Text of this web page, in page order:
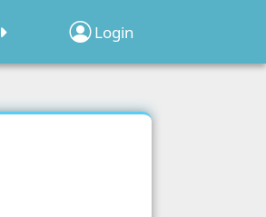
Login